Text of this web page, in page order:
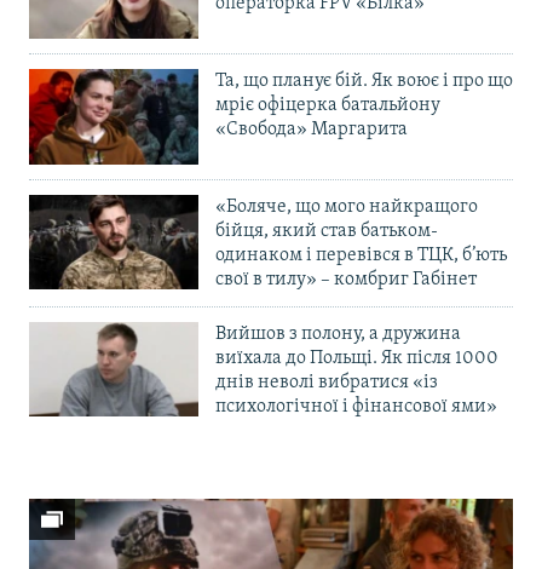
Та, що планує бій. Як воює і про що
мріє офіцерка батальйону
«Свобода» Маргарита
«Боляче, що мого найкращого
бійця, який став батьком-
одинаком і перевівся в ТЦК, б’ють
свої в тилу» – комбриг Габінет
Вийшов з полону, а дружина
виїхала до Польщі. Як після 1000
днів неволі вибратися «із
психологічної і фінансової ями»